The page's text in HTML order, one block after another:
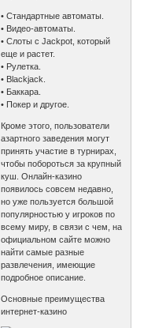
• Стандартные автоматы.
• Видео-автоматы.
• Слоты с Jackpot, который
еще и растет.
• Рулетка.
• Blackjack.
• Баккара.
• Покер и другое.
Кроме этого, пользователи
азартного заведения могут
принять участие в турнирах,
чтобы побороться за крупный
куш. Онлайн-казино
появилось совсем недавно,
но уже пользуется большой
популярностью у игроков по
всему миру, в связи с чем, на
официальном сайте можно
найти самые разные
развлечения, имеющие
подробное описание.
Основные преимущества
интернет-казино